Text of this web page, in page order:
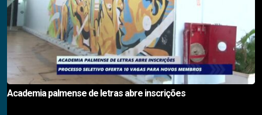
Academia palmense de letras abre inscrições